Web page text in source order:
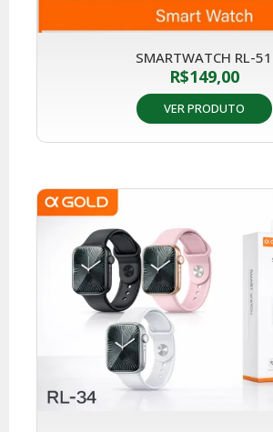
SMARTWATCH RL-51
R$149,00
VER PRODUTO